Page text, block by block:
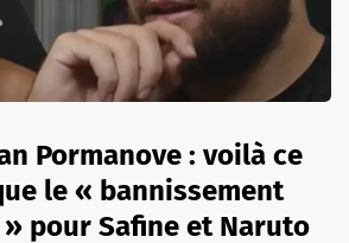
Pormanove : voilà ce
le « bannissement
pour Safine et Naruto